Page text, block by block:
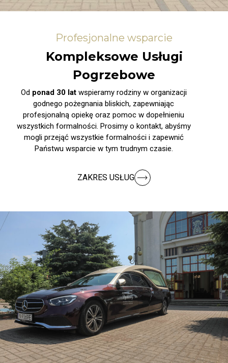
Profesjonalne wsparcie
Kompleksowe Usługi
Pogrzebowe
Od ponad 30 latwspieramy rodziny w organizacji
godnego pożegnania bliskich, zapewniając
profesjonalną opiekę oraz pomoc w dopełnieniu
wszystkich formalności. Prosimy o kontakt, abyśmy
mogli przejąć wszystkie formalności i zapewnić
Państwu wsparcie w tym trudnym czasie.
ZAKRES USŁUG